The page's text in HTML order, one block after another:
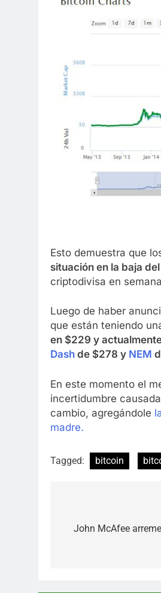
Esto demuestra que
situación en la baja
criptodivisa en
Luego de haber
que están teniendo
en $229 y
Dash de $278 y NEM
En este momento el
incertidumbre
cambio, agregándole
madre.
Tagged: bitcoin
navigation
John McAfee